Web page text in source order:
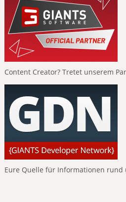
Content Creator? Tretet unserem
Eure Quelle für Informationen rund